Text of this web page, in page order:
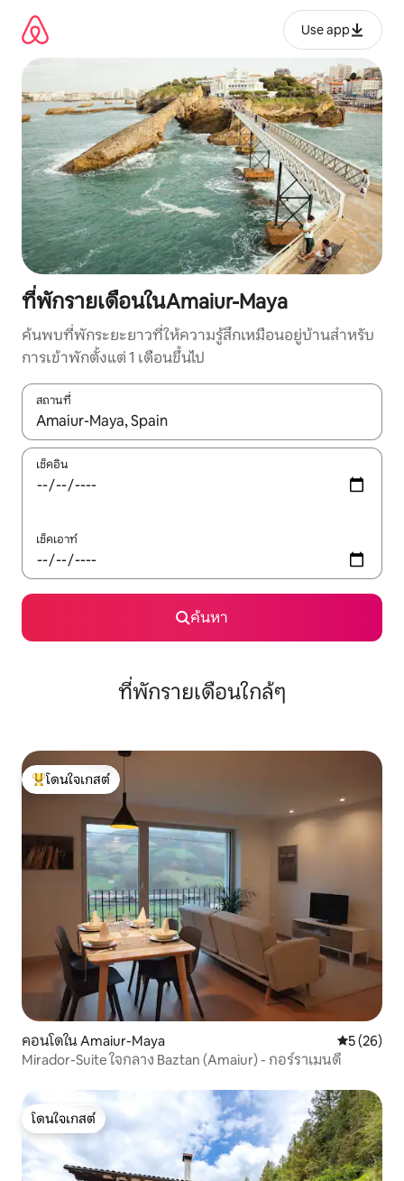
เนื้อหา
Use app
ที่พักรายเดือนในAmaiur-Maya
ค้นพบที่พักระยะยาวที่ให้ความรู้สึกเหมือนอยู่บ้านสำหรับ
การเข้าพักตั้งแต่ 1 เดือนขึ้นไป
สถานที่
ใช้ลูกศรขึ้นลง หรือใช้การสัมผัสหรือปัด เพื่อสำรวจผลการค้นหา
เช็คอิน
เช็คเอาท์
ค้นหา
ที่พักรายเดือนใกล้ๆ
โดนใจเกสต์ที่สุด
โดนใจเกสต์
คอนโดใน Amaiur-Maya คะแนนเฉลี่
5 (26)
Mirador-Suite ใจกลาง Baztan (Amaiur) - กอร์ราเมนดี
โดนใจเกสต์
โดนใจเกสต์